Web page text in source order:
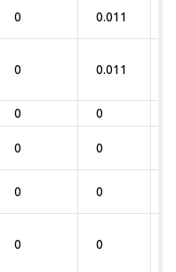
0 0.011
0 0.011
0 0
0 0
0 0
0 0